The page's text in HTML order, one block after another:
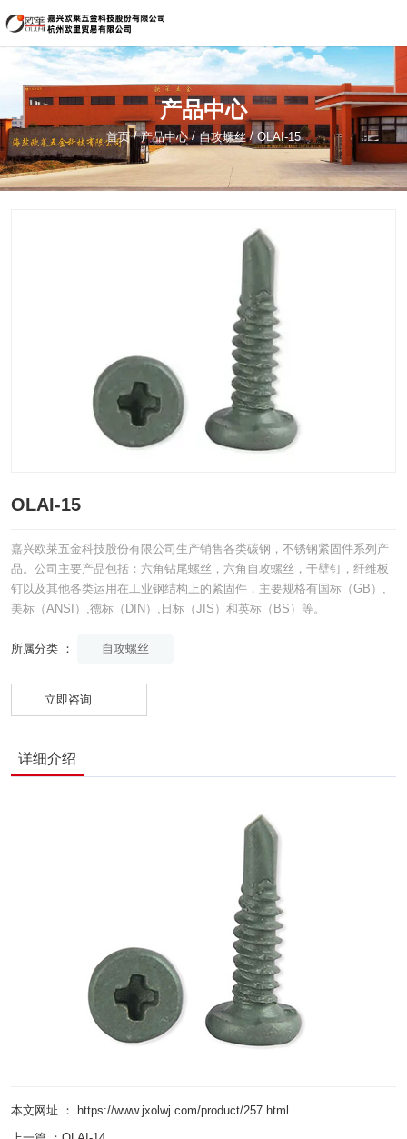
嘉兴欧莱五金科技股份有限公司
134-5621-1822（海盐）
sale@hzouli.cn
简体中文
产品中心
首页/产品中心 / 自攻螺丝 / OLAI-15
OLAI-15
嘉兴欧莱五金科技股份有限公司生产销售各类碳钢，不锈钢紧固件系列产
品。公司主要产品包括：六角钻尾螺丝，六角自攻螺丝，干壁钉，纤维板
钉以及其他各类运用在工业钢结构上的紧固件，主要规格有国标（GB）,
美标（ANSI）,德标（DIN）,日标（JIS）和英标（BS）等。
所属分类 ： 自攻螺丝
立即咨询
详细介绍
本文网址 ： https://www.jxolwj.com/product/257.html